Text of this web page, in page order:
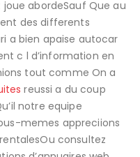
abordeSauf Que au
des differents
a bien apaise autocar
c l d’information en
tout comme On a
reussi a du coup
notre equipe
memes appreciions
consultez